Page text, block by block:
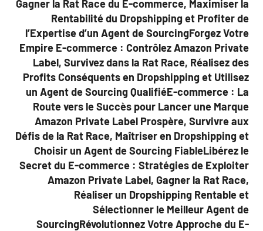
Gagner la Rat Race du E-commerce, Maximiser la
Rentabilité du Dropshipping et Profiter de
l’Expertise d’un Agent de SourcingForgez Votre
Empire E-commerce : Contrôlez Amazon Private
Label, Survivez dans la Rat Race, Réalisez des
Profits Conséquents en Dropshipping et Utilisez
un Agent de Sourcing QualifiéE-commerce : La
Route vers le Succès pour Lancer une Marque
Amazon Private Label Prospère, Survivre aux
Défis de la Rat Race, Maîtriser en Dropshipping et
Choisir un Agent de Sourcing FiableLibérez le
Secret du E-commerce : Stratégies de Exploiter
Amazon Private Label, Gagner la Rat Race,
Réaliser un Dropshipping Rentable et
Sélectionner le Meilleur Agent de
SourcingRévolutionnez Votre Approche du E-